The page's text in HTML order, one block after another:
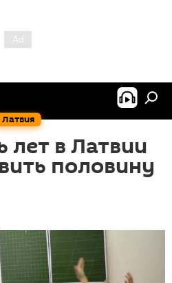
Латвия
лет в Латвии
половину